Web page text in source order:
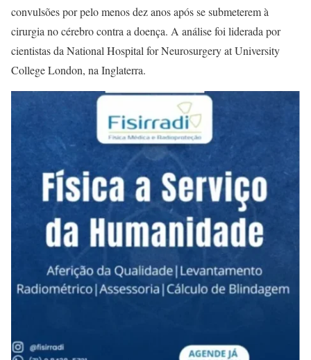
convulsões por pelo menos dez anos após se submeterem à
cirurgia no cérebro contra a doença. A análise foi liderada por
cientistas da National Hospital for Neurosurgery at University
College London, na Inglaterra.